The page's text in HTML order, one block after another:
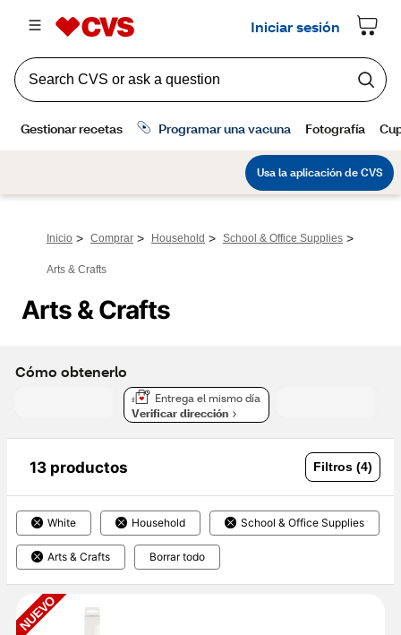
Inicio > Comprar > Household > School & Office Supplies >
Arts & Crafts
Arts & Crafts
Cómo obtenerlo
Entrega el mismo día
Verificar dirección
13 productos Filtros (4)
White Household School & Office Supplies
Arts & Crafts Borrar todo
NUEVO